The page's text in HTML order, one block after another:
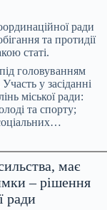
ради
та протидії
статі.
головуванням
у засіданні
міської ради:
та спорту;
має
– рішення
ради